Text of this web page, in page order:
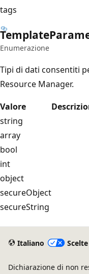
tags
Template
Enumerazione
Tipi di dati consentiti
Resource Manager.
Valore
string
array
bool
int
object
secureObject
secureString
Italiano
Dichiarazione di non